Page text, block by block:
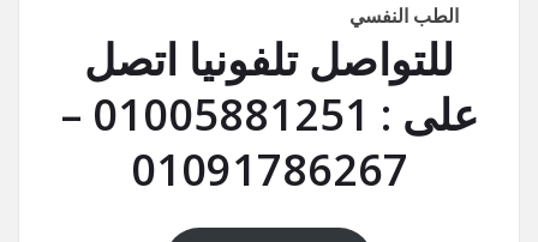
الطب النفسي
للتواصل تلفونيا اتصل
على : 01005881251 –
01091786267